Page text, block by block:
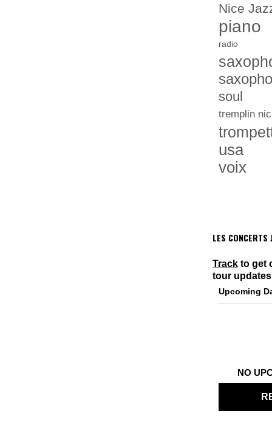
Nice
piano
radio
soul
tremplin
usa
voix
LES CONCERTS
Track to get
tour
Upcoming
NO